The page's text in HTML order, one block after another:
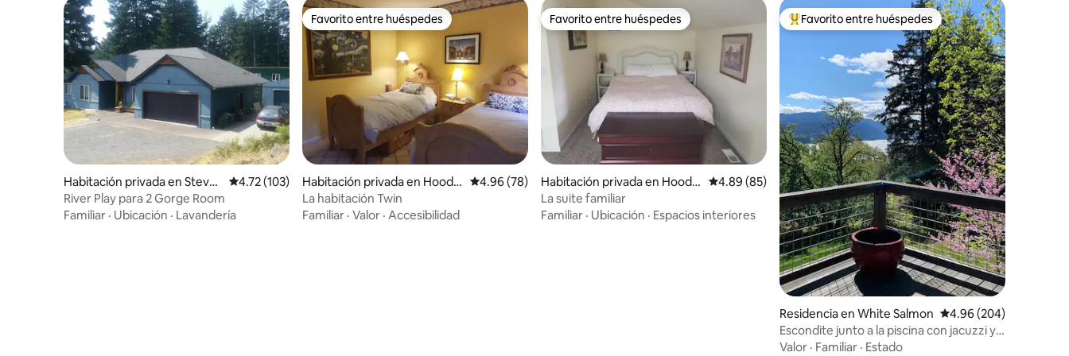
Habitación privada en Steve
nson
Calificación promedio: 4.72 de 5; 103 evaluaciones
4.72 (103)
River Play para 2 Gorge Room
Familiar · Ubicación · Lavandería
Favorito entre huéspedes
Favorito entre huéspedes
Habitación privada en Hood R
iver
Calificación promedio: 4.96 de 5; 78 evaluaciones
4.96 (78)
La habitación Twin
Familiar · Valor · Accesibilidad
Favorito entre huéspedes
Favorito entre huéspedes
Habitación privada en Hood R
iver
Calificación promedio: 4.89 de 5; 85 evaluaciones
4.89 (85)
La suite familiar
Familiar · Ubicación · Espacios interiores
De los mejores en Favorito entre huéspedes
Favorito entre huéspedes
Residencia en White Salmon Calificación promedio:
4.96 (204)
Escondite junto a la piscina con jacuzzi y
una gran terraza
Valor · Familiar · Estado